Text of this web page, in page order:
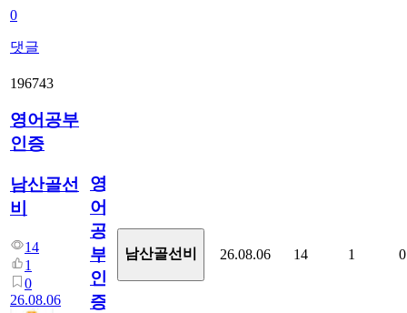
0
댓글
196743
영어공부
인증
남산골선
비
14
1
0
26.08.06
영
어
공
부
인
증
남산골선비 26.08.06 14 1 0